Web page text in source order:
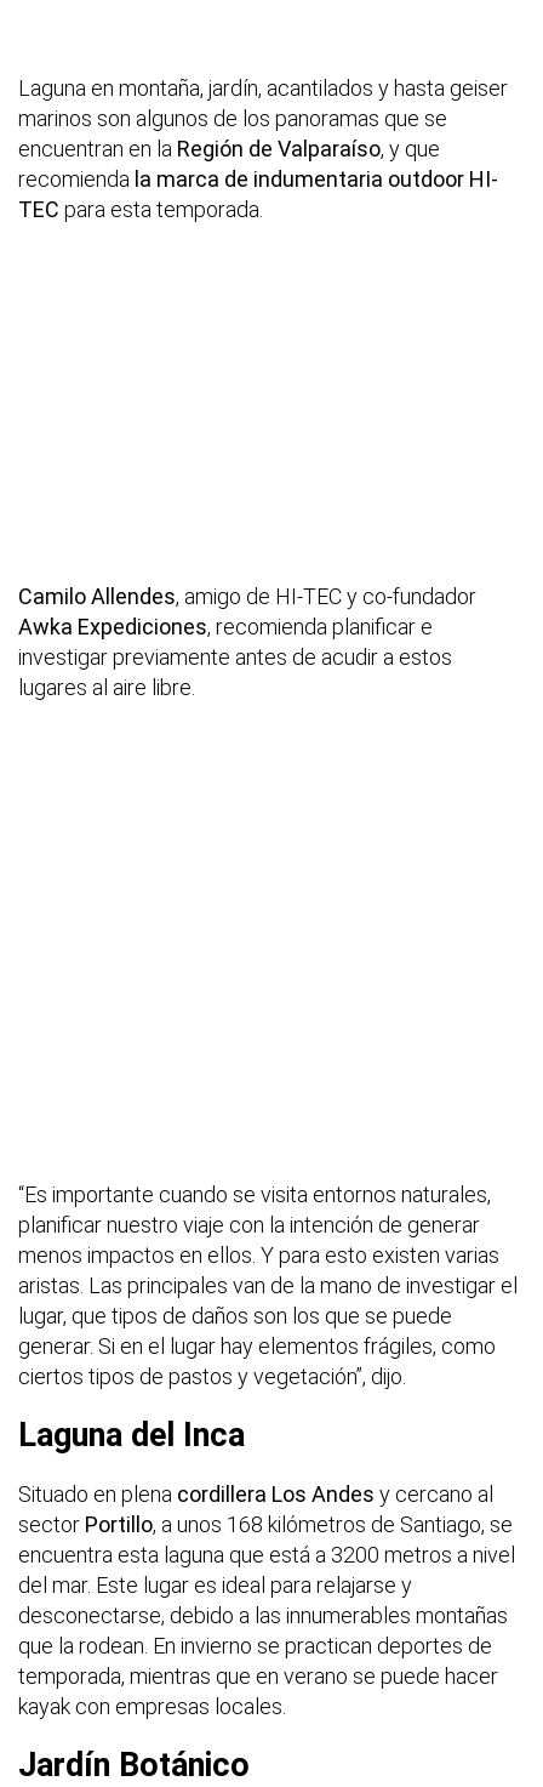
Laguna en montaña, jardín, acantilados y hasta geiser
marinos son algunos de los panoramas que se
encuentran en la Región de Valparaíso, y que
recomienda la marca de indumentaria outdoor HI-
TEC para esta temporada.
Camilo Allendes, amigo de HI-TEC y co-fundador
Awka Expediciones, recomienda planificar e
investigar previamente antes de acudir a estos
lugares al aire libre.
“Es importante cuando se visita entornos naturales,
planificar nuestro viaje con la intención de generar
menos impactos en ellos. Y para esto existen varias
aristas. Las principales van de la mano de investigar el
lugar, que tipos de daños son los que se puede
generar. Si en el lugar hay elementos frágiles, como
ciertos tipos de pastos y vegetación”, dijo.
Laguna del Inca
Situado en plena cordillera Los Andes y cercano al
sector Portillo, a unos 168 kilómetros de Santiago, se
encuentra esta laguna que está a 3200 metros a nivel
del mar. Este lugar es ideal para relajarse y
desconectarse, debido a las innumerables montañas
que la rodean. En invierno se practican deportes de
temporada, mientras que en verano se puede hacer
kayak con empresas locales.
Jardín Botánico